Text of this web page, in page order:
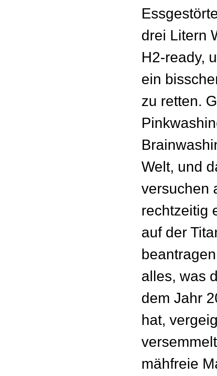
drei Litern
H2-ready,
ein
zu retten.
Welt, und
versuchen
rechtzeitig
auf der
alles, was
dem Jahr
hat,
mähfreie